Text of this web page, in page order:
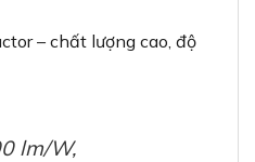
– chất lượng cao, độ
lm/W,